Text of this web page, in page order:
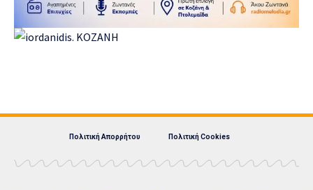
Πολιτική Απορρήτου Πολιτική Cookies